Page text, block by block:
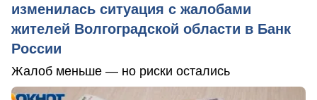
изменилась ситуация с жалобами
жителей Волгоградской области в Банк
России
Жалоб меньше — но риски остались